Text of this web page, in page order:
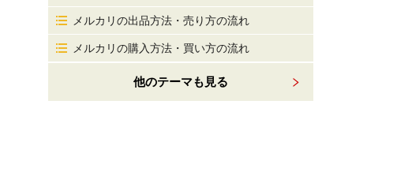
メルカリの出品方法・売り方の流れ
メルカリの購入方法・買い方の流れ
他のテーマも見る